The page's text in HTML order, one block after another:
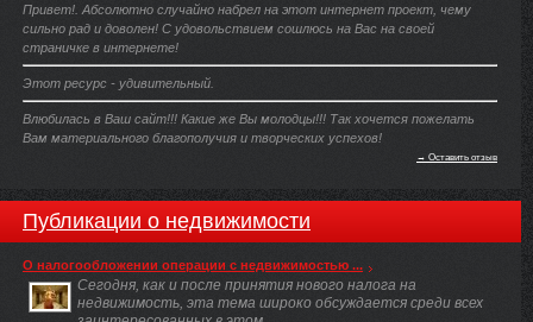
Привет!. Абсолютно случайно набрел на этот интернет проект, чему
сильно рад и доволен! С удовольствием сошлюсь на Вас на своей
страничке в интернете!
Этот ресурс - удивительный.
Влюбилась в Ваш сайт!!! Какие же Вы молодцы!!! Так хочется пожелать
Вам материального благополучия и творческих успехов!
→ Оставить отзыв
Публикации о недвижимости
О налогообложении операции с недвижимостью ...
Сегодня, как и после принятия нового налога на
недвижимость, эта тема широко обсуждается среди всех